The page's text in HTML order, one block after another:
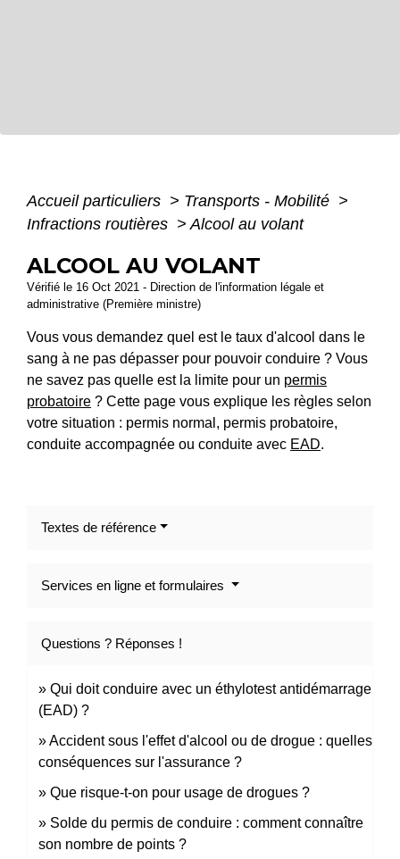
Accueil particuliers > Transports - Mobilité >
Infractions routières > Alcool au volant
ALCOOL AU VOLANT
Vérifié le 16 Oct 2021 - Direction de l'information légale et
administrative (Première ministre)
Vous vous demandez quel est le taux d'alcool dans le
sang à ne pas dépasser pour pouvoir conduire ? Vous
ne savez pas quelle est la limite pour un permis
probatoire ? Cette page vous explique les règles selon
votre situation : permis normal, permis probatoire,
conduite accompagnée ou conduite avec EAD.
Textes de référence
Services en ligne et formulaires
Questions ? Réponses !
Qui doit conduire avec un éthylotest antidémarrage
(EAD) ?
Accident sous l'effet d'alcool ou de drogue : quelles
conséquences sur l'assurance ?
Que risque-t-on pour usage de drogues ?
Solde du permis de conduire : comment connaître
son nombre de points ?